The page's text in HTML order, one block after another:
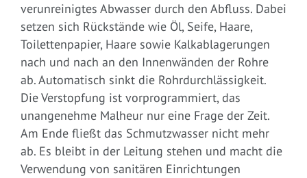
verunreinigtes Abwasser durch den Abfluss. Dabei
setzen sich Rückstände wie Öl, Seife, Haare,
Toilettenpapier, Haare sowie Kalkablagerungen
nach und nach an den Innenwänden der Rohre
ab. Automatisch sinkt die Rohrdurchlässigkeit.
Die Verstopfung ist vorprogrammiert, das
unangenehme Malheur nur eine Frage der Zeit.
Am Ende fließt das Schmutzwasser nicht mehr
ab. Es bleibt in der Leitung stehen und macht die
Verwendung von sanitären Einrichtungen